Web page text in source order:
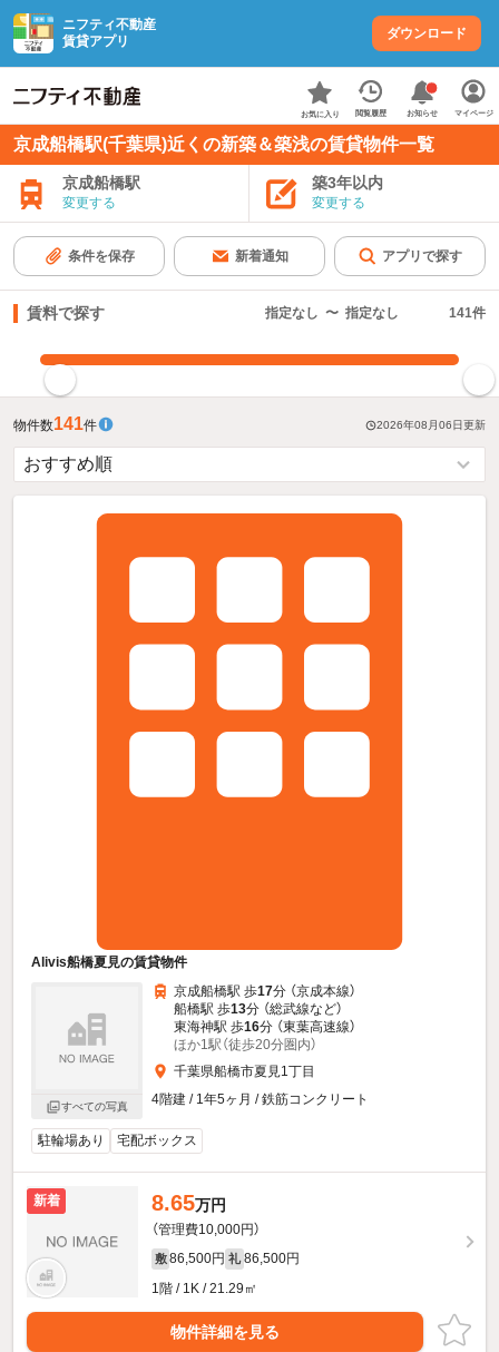
ニフティ不動産
賃貸アプリ
ダウンロード
お気に入り 閲覧履歴 お知らせ マイページ
京成船橋駅(千葉県)近くの新築＆築浅の賃貸物件一覧
京成船橋駅
変更する
築3年以内
変更する
条件を保存 新着通知 アプリで探す
賃料で探す 指定なし 〜 指定なし 141件
物件数141件 2026年08月06日更新
Alivis船橋夏見の賃貸物件
すべての写真
京成船橋駅 歩17分 （京成本線）
船橋駅 歩13分 （総武線など）
東海神駅 歩16分 （東葉高速線）
ほか1駅（徒歩20分圏内）
千葉県船橋市夏見1丁目
4階建 / 1年5ヶ月 / 鉄筋コンクリート
駐輪場あり 宅配ボックス
新着 8.65万円
（管理費10,000円）
敷 86,500円 礼 86,500円
1階 / 1K / 21.29㎡
物件詳細を見る